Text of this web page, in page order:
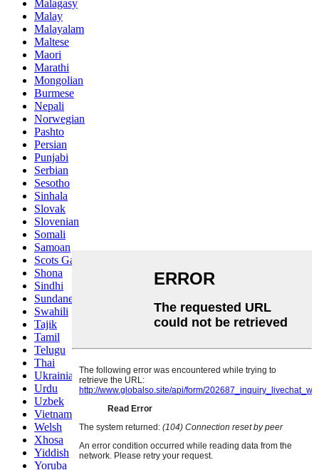
Malagasy
Malay
Malayalam
Maltese
Maori
Marathi
Mongolian
Burmese
Nepali
Norwegian
Pashto
Persian
Punjabi
Serbian
Sesotho
Sinhala
Slovak
Slovenian
Somali
Samoan
Scots Gaelic
Shona
Sindhi
Sundanese
Swahili
Tajik
Tamil
Telugu
Thai
Ukrainian
Urdu
Uzbek
Vietnamese
Welsh
Xhosa
Yiddish
Yoruba